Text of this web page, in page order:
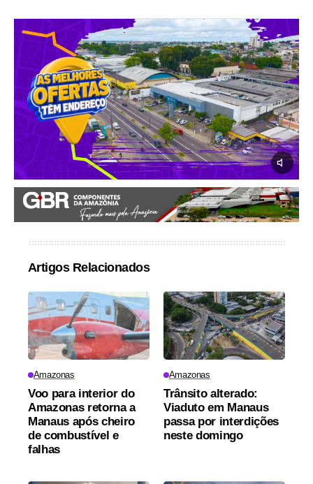
Artigos Relacionados
Amazonas
Voo para interior do
Amazonas retorna a
Manaus após cheiro
de combustível e
falhas
Amazonas
Trânsito alterado:
Viaduto em Manaus
passa por interdições
neste domingo